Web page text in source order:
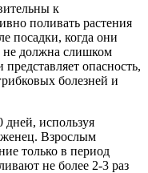
к
поливать растения
посадки, когда они
не должна слишком
опасность,
болезней и
дней, используя
Взрослым
только в период
не более 2-3 раз